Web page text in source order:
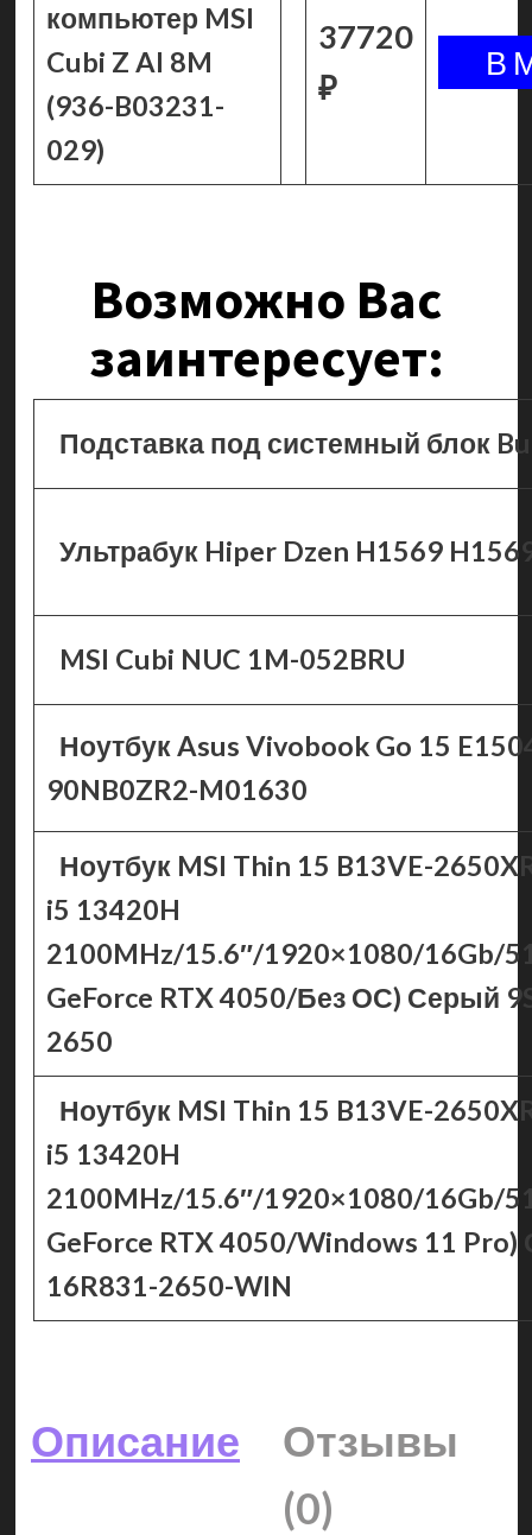
компьютер MSI
Cubi Z AI 8M
(936-B03231-
029)
37720
₽
Возможно Вас
заинтересует:
Подставка под системный блок
Ультрабук Hiper Dzen H1569
MSI Cubi NUC 1M-052BRU
Ноутбук Asus Vivobook Go 15
90NB0ZR2-M01630
Ноутбук MSI Thin 15 B13VE-
i5 13420H
2100MHz/15.6″/1920×1080/16Gb/
GeForce RTX 4050/Без ОС) Серый
2650
Ноутбук MSI Thin 15 B13VE-
i5 13420H
2100MHz/15.6″/1920×1080/16Gb/
GeForce RTX 4050/Windows 11
16R831-2650-WIN
Описание
Отзывы
(0)